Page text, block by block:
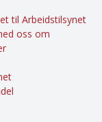
til Arbeidstilsynet
oss om